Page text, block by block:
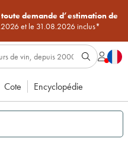
demande d’estimation de
et le 31.08.2026 inclus*
Cote Encyclopédie